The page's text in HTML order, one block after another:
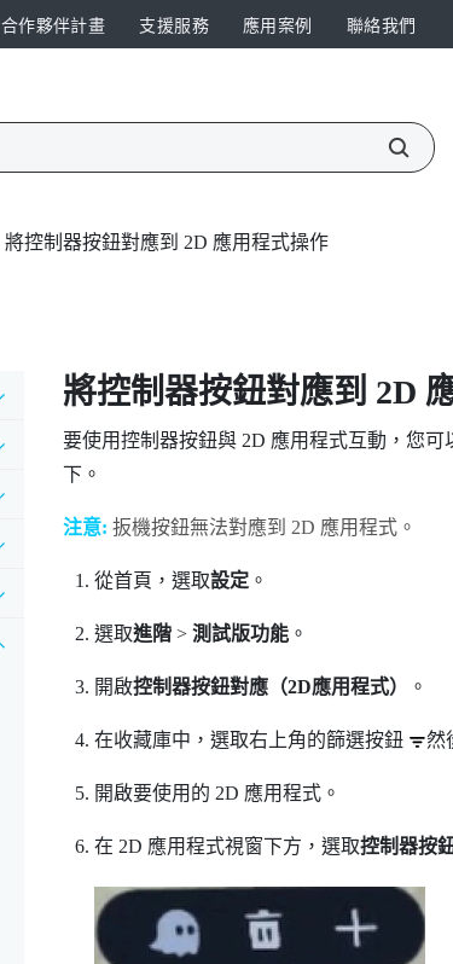
合作夥伴計畫 支援服務 應用案例 聯絡我們
將控制器按鈕對應到 2D 應用程式操作
將控制器按鈕對應到 2D
要使用控制器按鈕與 2D 應用程式互動，您
下。
注意: 扳機按鈕無法對應到 2D 應用程式。
從首頁 ，選取設定。
選取進階> 測試版功能。
開啟控制器按鈕對應（2D應用程式） 。
在收藏庫中，選取右上角的篩選按鈕 然
開啟要使用的 2D 應用程式。
在 2D 應用程式視窗下方，選取控制器按